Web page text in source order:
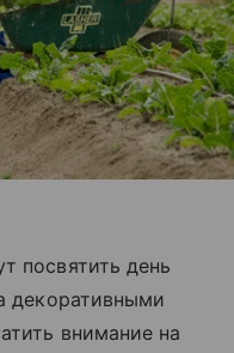
посвятить день
декоративными
внимание на